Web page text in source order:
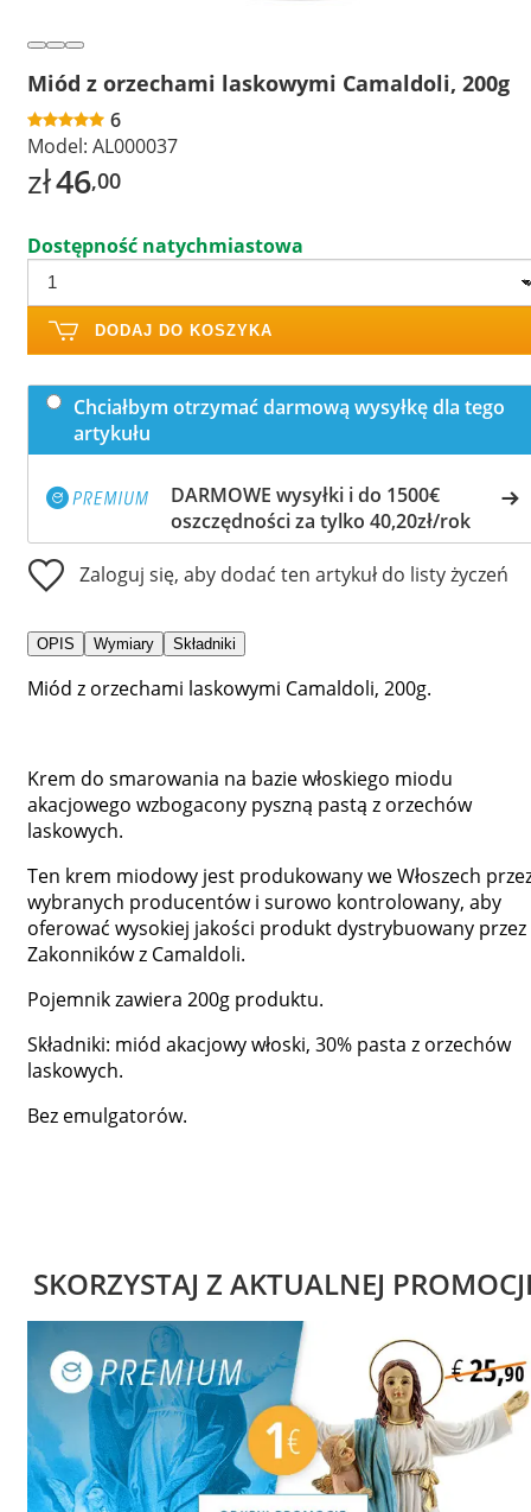
Miód z orzechami laskowymi Camaldoli, 200g
6
Model: AL000037
zł46,00
Dostępność natychmiastowa
DODAJ DO KOSZYKA
Chciałbym otrzymać darmową wysyłkę dla tego
artykułu
DARMOWE wysyłki i do 1500€
oszczędności za tylko 40,20zł/rok
Zaloguj się, aby dodać ten artykuł do listy życzeń
OPIS Wymiary Składniki
Miód z orzechami laskowymi Camaldoli, 200g.
Krem do smarowania na bazie włoskiego miodu
akacjowego wzbogacony pyszną pastą z orzechów
laskowych.
Ten krem miodowy jest produkowany we Włoszech
wybranych producentów i surowo kontrolowany, aby
oferować wysokiej jakości produkt dystrybuowany przez
Zakonników z Camaldoli.
Pojemnik zawiera 200g produktu.
Składniki: miód akacjowy włoski, 30% pasta z orzechów
laskowych.
Bez emulgatorów.
SKORZYSTAJ Z AKTUALNEJ